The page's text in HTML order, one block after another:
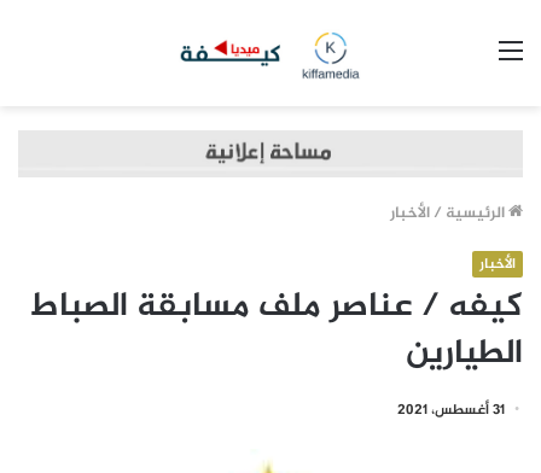
الرئيسية /الأخبار
الأخبار
كيفه / عناصر ملف مسابقة الصباط
الطيارين
31 أغسطس، 2021